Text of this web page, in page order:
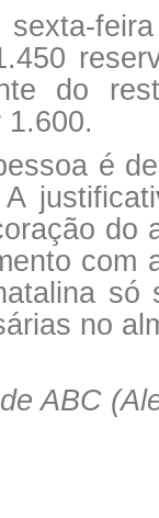
do
1.600.
é
do
com
só
no
ABC